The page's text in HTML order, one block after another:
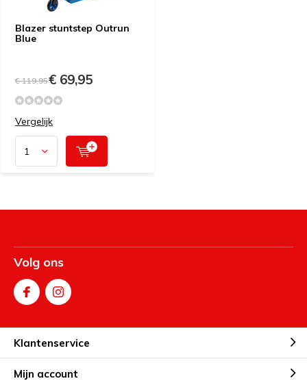
Blazer stuntstep Outrun
Blue
€ 119,95€ 69,95
Vergelijk
Volg ons
Klantenservice
Mijn account